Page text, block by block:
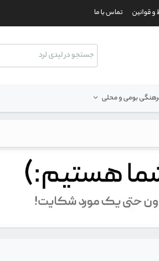
و قوانین تماس با ما
بومی و محلی